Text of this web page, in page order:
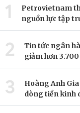
1
Petrovietnam
nguồn lực tập
2
Tin tức ngân
giảm hơn
3
Hoàng Anh
dòng tiền kinh